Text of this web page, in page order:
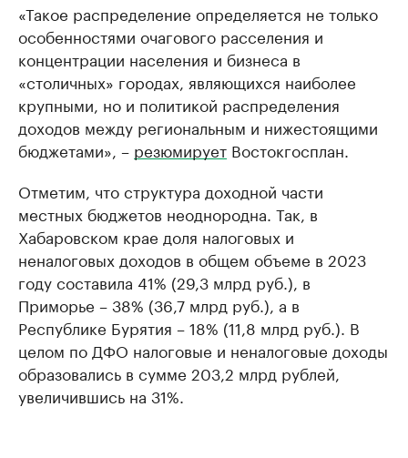
«Такое распределение определяется не только
особенностями очагового расселения и
концентрации населения и бизнеса в
«столичных» городах, являющихся наиболее
крупными, но и политикой распределения
доходов между региональным и нижестоящими
бюджетами», – резюмирует Востокгосплан.
Отметим, что структура доходной части
местных бюджетов неоднородна. Так, в
Хабаровском крае доля налоговых и
неналоговых доходов в общем объеме в 2023
году составила 41% (29,3 млрд руб.), в
Приморье – 38% (36,7 млрд руб.), а в
Республике Бурятия – 18% (11,8 млрд руб.). В
целом по ДФО налоговые и неналоговые доходы
образовались в сумме 203,2 млрд рублей,
увеличившись на 31%.